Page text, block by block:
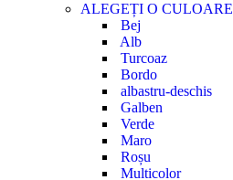
ALEGEȚI O CULOARE
Bej
Alb
Turcoaz
Bordo
albastru-deschis
Galben
Verde
Maro
Roșu
Multicolor